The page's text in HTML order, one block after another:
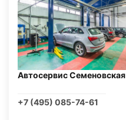
Автосервис Семеновская
+7 (495) 085-74-61